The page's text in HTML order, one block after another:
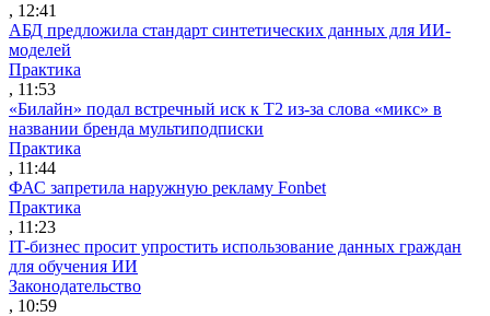
, 12:41
АБД предложила стандарт синтетических данных для ИИ-
моделей
Практика
, 11:53
«Билайн» подал встречный иск к Т2 из-за слова «микс» в
названии бренда мультиподписки
Практика
, 11:44
ФАС запретила наружную рекламу Fonbet
Практика
, 11:23
IT-бизнес просит упростить использование данных граждан
для обучения ИИ
Законодательство
, 10:59